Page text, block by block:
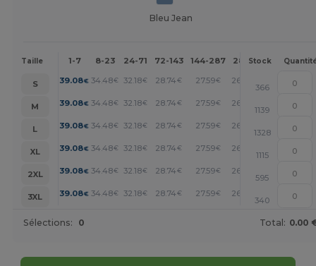
Bleu Jean
Taille 1-7 8-23 24-71 72-143 144-287 288 + Plus
Stock
S 39.08€ 34.48€ 32.18€ 28.74 € 27.59€ 26.43
366
M
39.08€ 34.48€ 32.18€ 28.74 € 27.59€ 26.43 +
1139
L
39.08€ 34.48€ 32.18€ 28.74 € 27.59€ 26.43 +
1328
XL
39.08€ 34.48€ 32.18€ 28.74 € 27.59€ 26.43
1115
2XL
39.08€ 34.48€ 32.18€ 28.74 € 27.59€ 26.43
595
3XL
39.08€ 34.48€ 32.18€ 28.74 € 27.59€ 26.43 +
340
Sélections: 0 Total: 0.00